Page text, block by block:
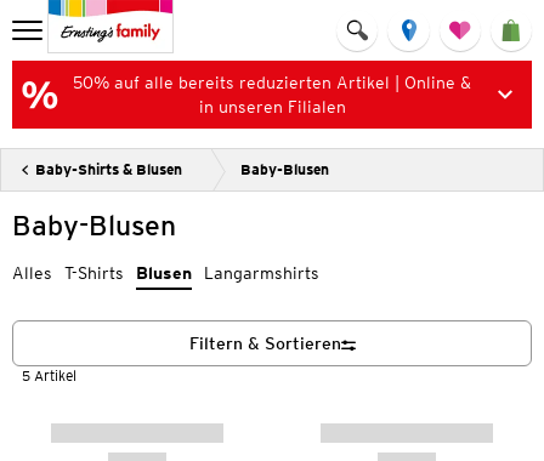
50% auf alle bereits reduzierten Artikel | Online &
in unseren Filialen
Baby-Shirts & Blusen Baby-Blusen
Baby-Blusen
Alles T-Shirts Blusen Langarmshirts
5 Artikel
Filtern & Sortieren